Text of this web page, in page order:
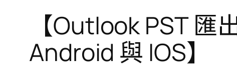
【Outlook PST
Android 與 IOS】